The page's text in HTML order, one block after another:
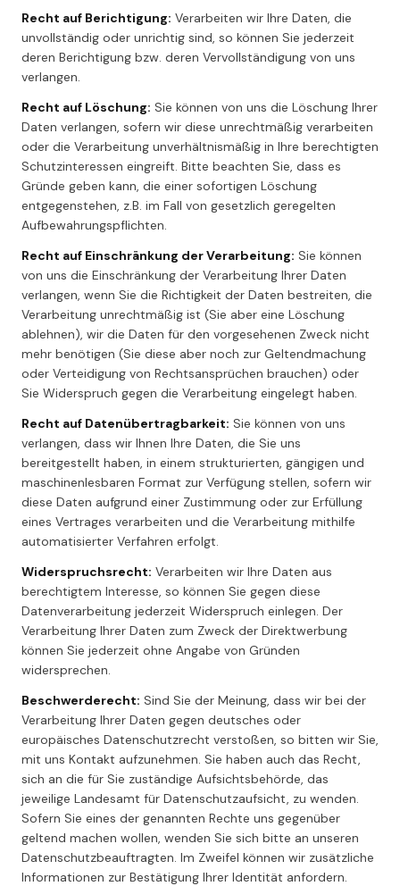
Recht auf Berichtigung: Verarbeiten wir Ihre Daten, die
unvollständig oder unrichtig sind, so können Sie jederzeit
deren Berichtigung bzw. deren Vervollständigung von uns
verlangen.
Recht auf Löschung: Sie können von uns die Löschung Ihrer
Daten verlangen, sofern wir diese unrechtmäßig verarbeiten
oder die Verarbeitung unverhältnismäßig in Ihre berechtigten
Schutzinteressen eingreift. Bitte beachten Sie, dass es
Gründe geben kann, die einer sofortigen Löschung
entgegenstehen, z.B. im Fall von gesetzlich geregelten
Aufbewahrungspflichten.
Recht auf Einschränkung der Verarbeitung: Sie können
von uns die Einschränkung der Verarbeitung Ihrer Daten
verlangen, wenn Sie die Richtigkeit der Daten bestreiten, die
Verarbeitung unrechtmäßig ist (Sie aber eine Löschung
ablehnen), wir die Daten für den vorgesehenen Zweck nicht
mehr benötigen (Sie diese aber noch zur Geltendmachung
oder Verteidigung von Rechtsansprüchen brauchen) oder
Sie Widerspruch gegen die Verarbeitung eingelegt haben.
Recht auf Datenübertragbarkeit: Sie können von uns
verlangen, dass wir Ihnen Ihre Daten, die Sie uns
bereitgestellt haben, in einem strukturierten, gängigen und
maschinenlesbaren Format zur Verfügung stellen, sofern wir
diese Daten aufgrund einer Zustimmung oder zur Erfüllung
eines Vertrages verarbeiten und die Verarbeitung mithilfe
automatisierter Verfahren erfolgt.
Widerspruchsrecht: Verarbeiten wir Ihre Daten aus
berechtigtem Interesse, so können Sie gegen diese
Datenverarbeitung jederzeit Widerspruch einlegen. Der
Verarbeitung Ihrer Daten zum Zweck der Direktwerbung
können Sie jederzeit ohne Angabe von Gründen
widersprechen.
Beschwerderecht: Sind Sie der Meinung, dass wir bei der
Verarbeitung Ihrer Daten gegen deutsches oder
europäisches Datenschutzrecht verstoßen, so bitten wir Sie,
mit uns Kontakt aufzunehmen. Sie haben auch das Recht,
sich an die für Sie zuständige Aufsichtsbehörde, das
jeweilige Landesamt für Datenschutzaufsicht, zu wenden.
Sofern Sie eines der genannten Rechte uns gegenüber
geltend machen wollen, wenden Sie sich bitte an unseren
Datenschutzbeauftragten. Im Zweifel können wir zusätzliche
Informationen zur Bestätigung Ihrer Identität anfordern.